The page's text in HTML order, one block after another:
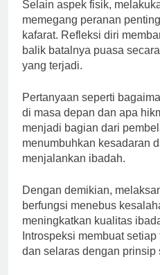
Selain aspek fisik,
memegang peranan
kafarat. Refleksi diri
balik batalnya puasa
yang terjadi.
Pertanyaan seperti
di masa depan dan apa
menjadi bagian dari
menumbuhkan kesadaran
menjalankan ibadah.
Dengan demikian,
berfungsi menebus
meningkatkan kualitas
Introspeksi membuat
dan selaras dengan prinsip